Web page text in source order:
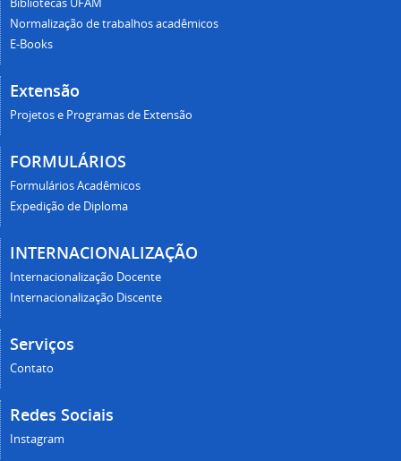
Bibliotecas UFAM
Normalização de trabalhos acadêmicos
E-Books
Extensão
Projetos e Programas de Extensão
FORMULÁRIOS
Formulários Acadêmicos
Expedição de Diploma
INTERNACIONALIZAÇÃO
Internacionalização Docente
Internacionalização Discente
Serviços
Contato
Redes Sociais
Instagram